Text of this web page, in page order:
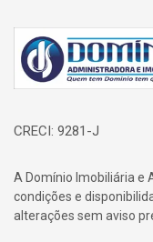
Página inicial
CRECI: 9281-J
A Domínio Imobiliária e
condições e
alterações sem aviso